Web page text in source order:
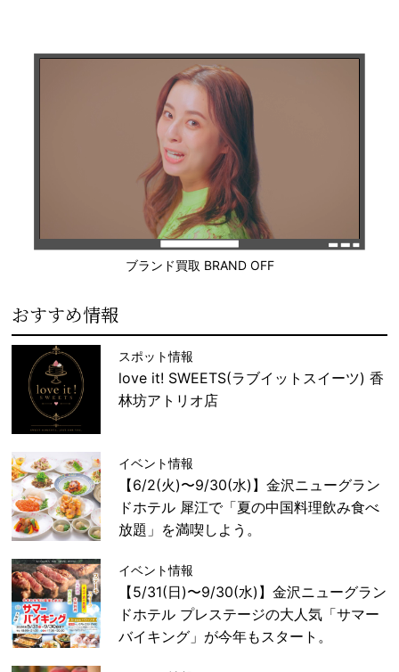
ブランド買取 BRAND OFF
おすすめ情報
スポット情報
love it! SWEETS(ラブイットスイーツ) 香
林坊アトリオ店
イベント情報
【6/2(火)〜9/30(水)】金沢ニューグラン
ドホテル 犀江で「夏の中国料理飲み食べ
放題」を満喫しよう。
イベント情報
【5/31(日)〜9/30(水)】金沢ニューグラン
ドホテル プレステージの大人気「サマー
バイキング」が今年もスタート。